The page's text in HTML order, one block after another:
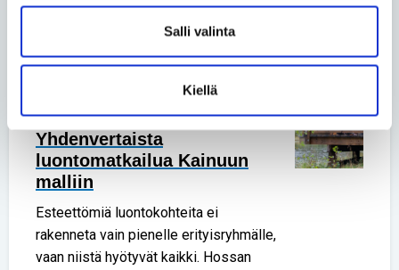
Salli valinta
Kiellä
Joni Mahlamäen matkailuautolla halki
Vapaa-aika• 15.11.2023
Yhdenvertaista
luontomatkailua Kainuun
malliin
Esteettömiä luontokohteita ei
rakenneta vain pienelle erityisryhmälle,
vaan niistä hyötyvät kaikki. Hossan